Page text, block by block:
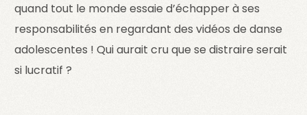
quand tout le monde essaie d’échapper à ses
responsabilités en regardant des vidéos de danse
adolescentes ! Qui aurait cru que se distraire serait
si lucratif ?